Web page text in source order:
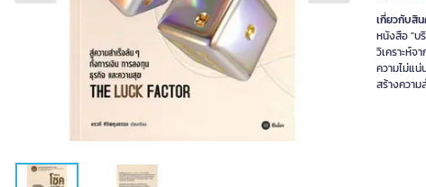
เกี่ยวกับสิ
หนังสือ "บ
วิเคราะห์
ความไม่แน่
สร้างความ